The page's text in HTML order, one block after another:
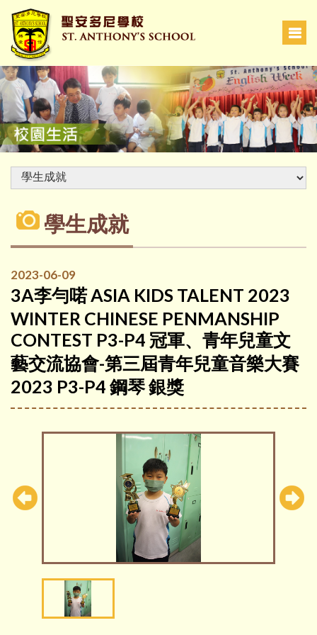
學生成就
2023-06-09
3A李勻喏 ASIA KIDS TALENT 2023
WINTER CHINESE PENMANSHIP
CONTEST P3-P4 冠軍、青年兒童文
藝交流協會-第三屆青年兒童音樂大賽
2023 P3-P4 鋼琴 銀獎